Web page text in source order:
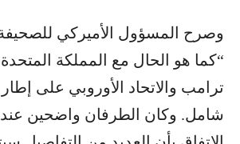
وصرح المسؤول الأميركي للصحيفة
“كما هو الحال مع المملكة
ترامب والاتحاد الأوروبي على
شامل. وكان الطرفان واضحين